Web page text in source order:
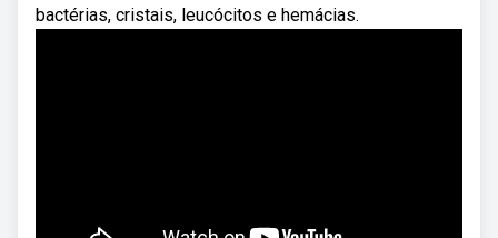
bactérias, cristais, leucócitos e hemácias.